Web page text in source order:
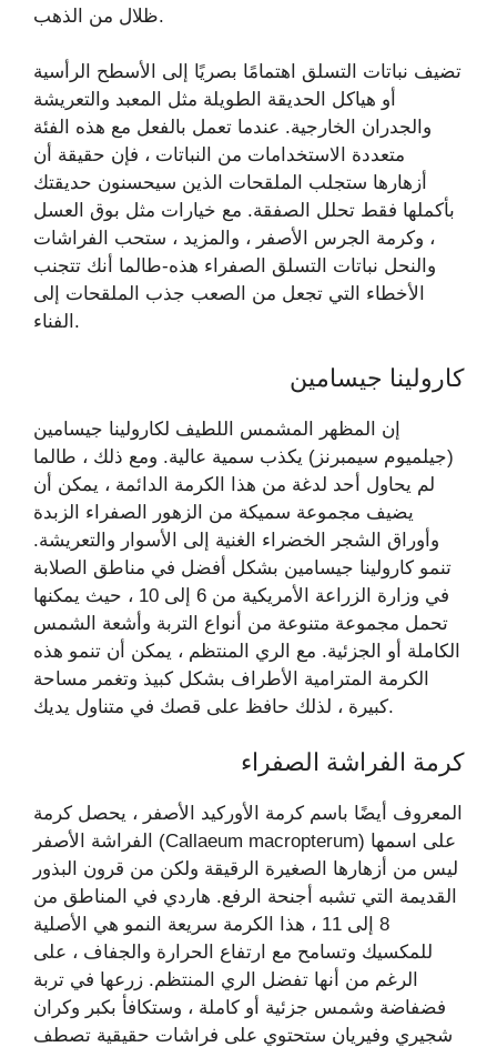
ظلال من الذهب.
تضيف نباتات التسلق اهتمامًا بصريًا إلى الأسطح الرأسية
أو هياكل الحديقة الطويلة مثل المعبد والتعريشة
والجدران الخارجية. عندما تعمل بالفعل مع هذه الفئة
متعددة الاستخدامات من النباتات ، فإن حقيقة أن
أزهارها ستجلب الملقحات الذين سيحسنون حديقتك
بأكملها فقط تحلل الصفقة. مع خيارات مثل بوق العسل
، وكرمة الجرس الأصفر ، والمزيد ، ستحب الفراشات
والنحل نباتات التسلق الصفراء هذه-طالما أنك تتجنب
الأخطاء التي تجعل من الصعب جذب الملقحات إلى
الفناء.
كارولينا جيسامين
إن المظهر المشمس اللطيف لكارولينا جيسامين
(جيلميوم سيمبرنز) يكذب سمية عالية. ومع ذلك ، طالما
لم يحاول أحد لدغة من هذا الكرمة الدائمة ، يمكن أن
يضيف مجموعة سميكة من الزهور الصفراء الزبدة
وأوراق الشجر الخضراء الغنية إلى الأسوار والتعريشة.
تنمو كارولينا جيسامين بشكل أفضل في مناطق الصلابة
في وزارة الزراعة الأمريكية من 6 إلى 10 ، حيث يمكنها
تحمل مجموعة متنوعة من أنواع التربة وأشعة الشمس
الكاملة أو الجزئية. مع الري المنتظم ، يمكن أن تنمو هذه
الكرمة المترامية الأطراف بشكل كبيذ وتغمر مساحة
كبيرة ، لذلك حافظ على قصك في متناول يديك.
كرمة الفراشة الصفراء
المعروف أيضًا باسم كرمة الأوركيد الأصفر ، يحصل كرمة
الفراشة الأصفر (Callaeum macropterum) على اسمها
ليس من أزهارها الصغيرة الرقيقة ولكن من قرون البذور
القديمة التي تشبه أجنحة الرفع. هاردي في المناطق من
8 إلى 11 ، هذا الكرمة سريعة النمو هي الأصلية
للمكسيك وتسامح مع ارتفاع الحرارة والجفاف ، على
الرغم من أنها تفضل الري المنتظم. زرعها في تربة
فضفاضة وشمس جزئية أو كاملة ، وستكافأ بكبر وكران
شجيري وفيريان ستحتوي على فراشات حقيقية تصطف